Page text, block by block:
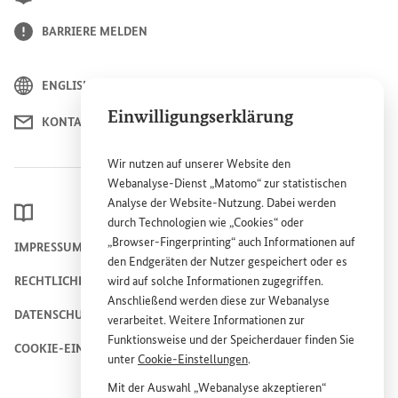
Einwilligungserklärung
Wir nutzen auf unsererWebsite den
Webanalyse-Dienst „Matomo“ zur statistischen
Analyse derWebsite-Nutzung. Dabei werden
durch Technologien wie „Cookies“ oder
„Browser-Fingerprinting“ auch Informationen auf
den Endgeräten der Nutzer gespeichert oder es
wird auf solche Informationen zugegriffen.
Anschließend werden diese zur Webanalyse
verarbeitet. Weitere Informationen zur
Funktionsweise und der Speicherdauer finden Sie
unterCookie-Einstellungen.
Mit der Auswahl „Webanalyse akzeptieren“
BARRIERE MELDEN
ENGLISH
KONTAKT
LEXIKON
IMPRESSUM
RECHTLICHE HINWEISE
DATENSCHUTZHINWEIS
COOKIE-EINSTELLUNGEN